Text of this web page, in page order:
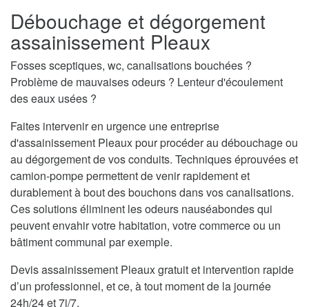
Débouchage et dégorgement
assainissement Pleaux
Fosses sceptiques, wc, canalisations bouchées ?
Problème de mauvaises odeurs ? Lenteur d'écoulement
des eaux usées ?
Faites intervenir en urgence une entreprise
d'assainissement Pleaux pour procéder au débouchage ou
au dégorgement de vos conduits. Techniques éprouvées et
camion-pompe permettent de venir rapidement et
durablement à bout des bouchons dans vos canalisations.
Ces solutions éliminent les odeurs nauséabondes qui
peuvent envahir votre habitation, votre commerce ou un
bâtiment communal par exemple.
Devis assainissement Pleaux gratuit et intervention rapide
d’un professionnel, et ce, à tout moment de la journée
24h/24 et 7j/7.